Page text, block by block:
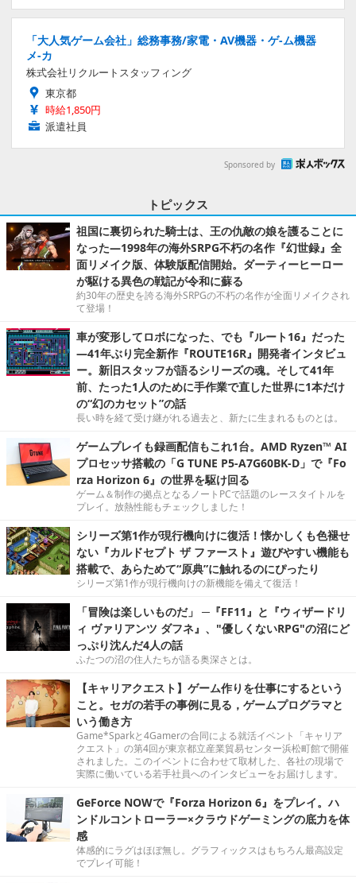
「大人気ゲーム会社」総務事務/家電・AV機器・ゲ-ム機器
メ-カ
株式会社リクルートスタッフィング
東京都
時給1,850円
派遣社員
Sponsored by
トピックス
祖国に裏切られた騎士は、王の仇敵の娘を護ることに
なった―1998年の海外SRPG不朽の名作『幻世録』全
面リメイク版、体験版配信開始。ダーティーヒーロー
が駆ける異色の戦記が令和に蘇る
約30年の歴史を誇る海外SRPGの不朽の名作が全面リメイクされ
て登場！
車が変形してロボになった、でも『ルート16』だった
―41年ぶり完全新作『ROUTE16R』開発者インタビュ
ー。新旧スタッフが語るシリーズの魂。そして41年
前、たった1人のために手作業で直した世界に1本だけ
の“幻のカセット”の話
長い時を経て受け継がれる過去と、新たに生まれるものとは。
ゲームプレイも録画配信もこれ1台。AMD Ryzen™ AI
プロセッサ搭載の「G TUNE P5-A7G60BK-D」で『Fo
rza Horizon 6』の世界を駆け回る
ゲーム＆制作の拠点となるノートPCで話題のレースタイトルを
プレイ。放熱性能もチェックしました！
シリーズ第1作が現行機向けに復活！懐かしくも色褪せ
ない『カルドセプト ザ ファースト』遊びやすい機能も
搭載で、あらためて“原典”に触れるのにぴったり
シリーズ第1作が現行機向けの新機能を備えて復活！
「冒険は楽しいものだ」 ─『FF11』と『ウィザードリ
ィ ヴァリアンツ ダフネ』、"優しくないRPG"の沼にど
っぷり沈んだ4人の話
ふたつの沼の住人たちが語る奥深さとは。
【キャリアクエスト】ゲーム作りを仕事にするという
こと。セガの若手の事例に見る，ゲームプログラマと
いう働き方
Game*Sparkと4Gamerの合同による就活イベント「キャリア
クエスト」の第4回が東京都立産業貿易センター浜松町館で開催
されました。このイベントに合わせて取材した、各社の現場で
実際に働いている若手社員へのインタビューをお届けします。
GeForce NOWで『Forza Horizon 6』をプレイ。ハ
ンドルコントローラー×クラウドゲーミングの底力を体
感
体感的にラグはほぼ無し。グラフィックスはもちろん最高設定
でプレイ可能！